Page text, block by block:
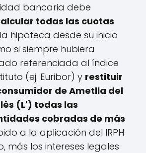
bancaria debe
todas las cuotas
hipoteca desde su inicio
si siempre hubiera
referenciada al índice
(ej. Euribor) y restituir
de Ametlla del
(L') todas las
cobradas de más
a la aplicación del IRPH
más los intereses legales